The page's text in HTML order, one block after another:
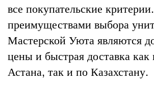
все покупательские
преимуществами выбора
Мастерской Уюта являются
цены и быстрая доставка как
Астана, так и по Казахстану.